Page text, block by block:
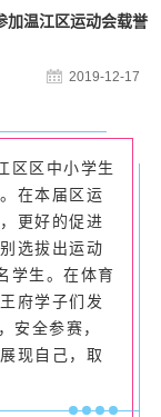
温江区运动会载誉
2019-12-17
区区中小学生
在本届区运
更好的促进
选拔出运动
学生。在体育
府学子们发
安全参赛，
现自己，取